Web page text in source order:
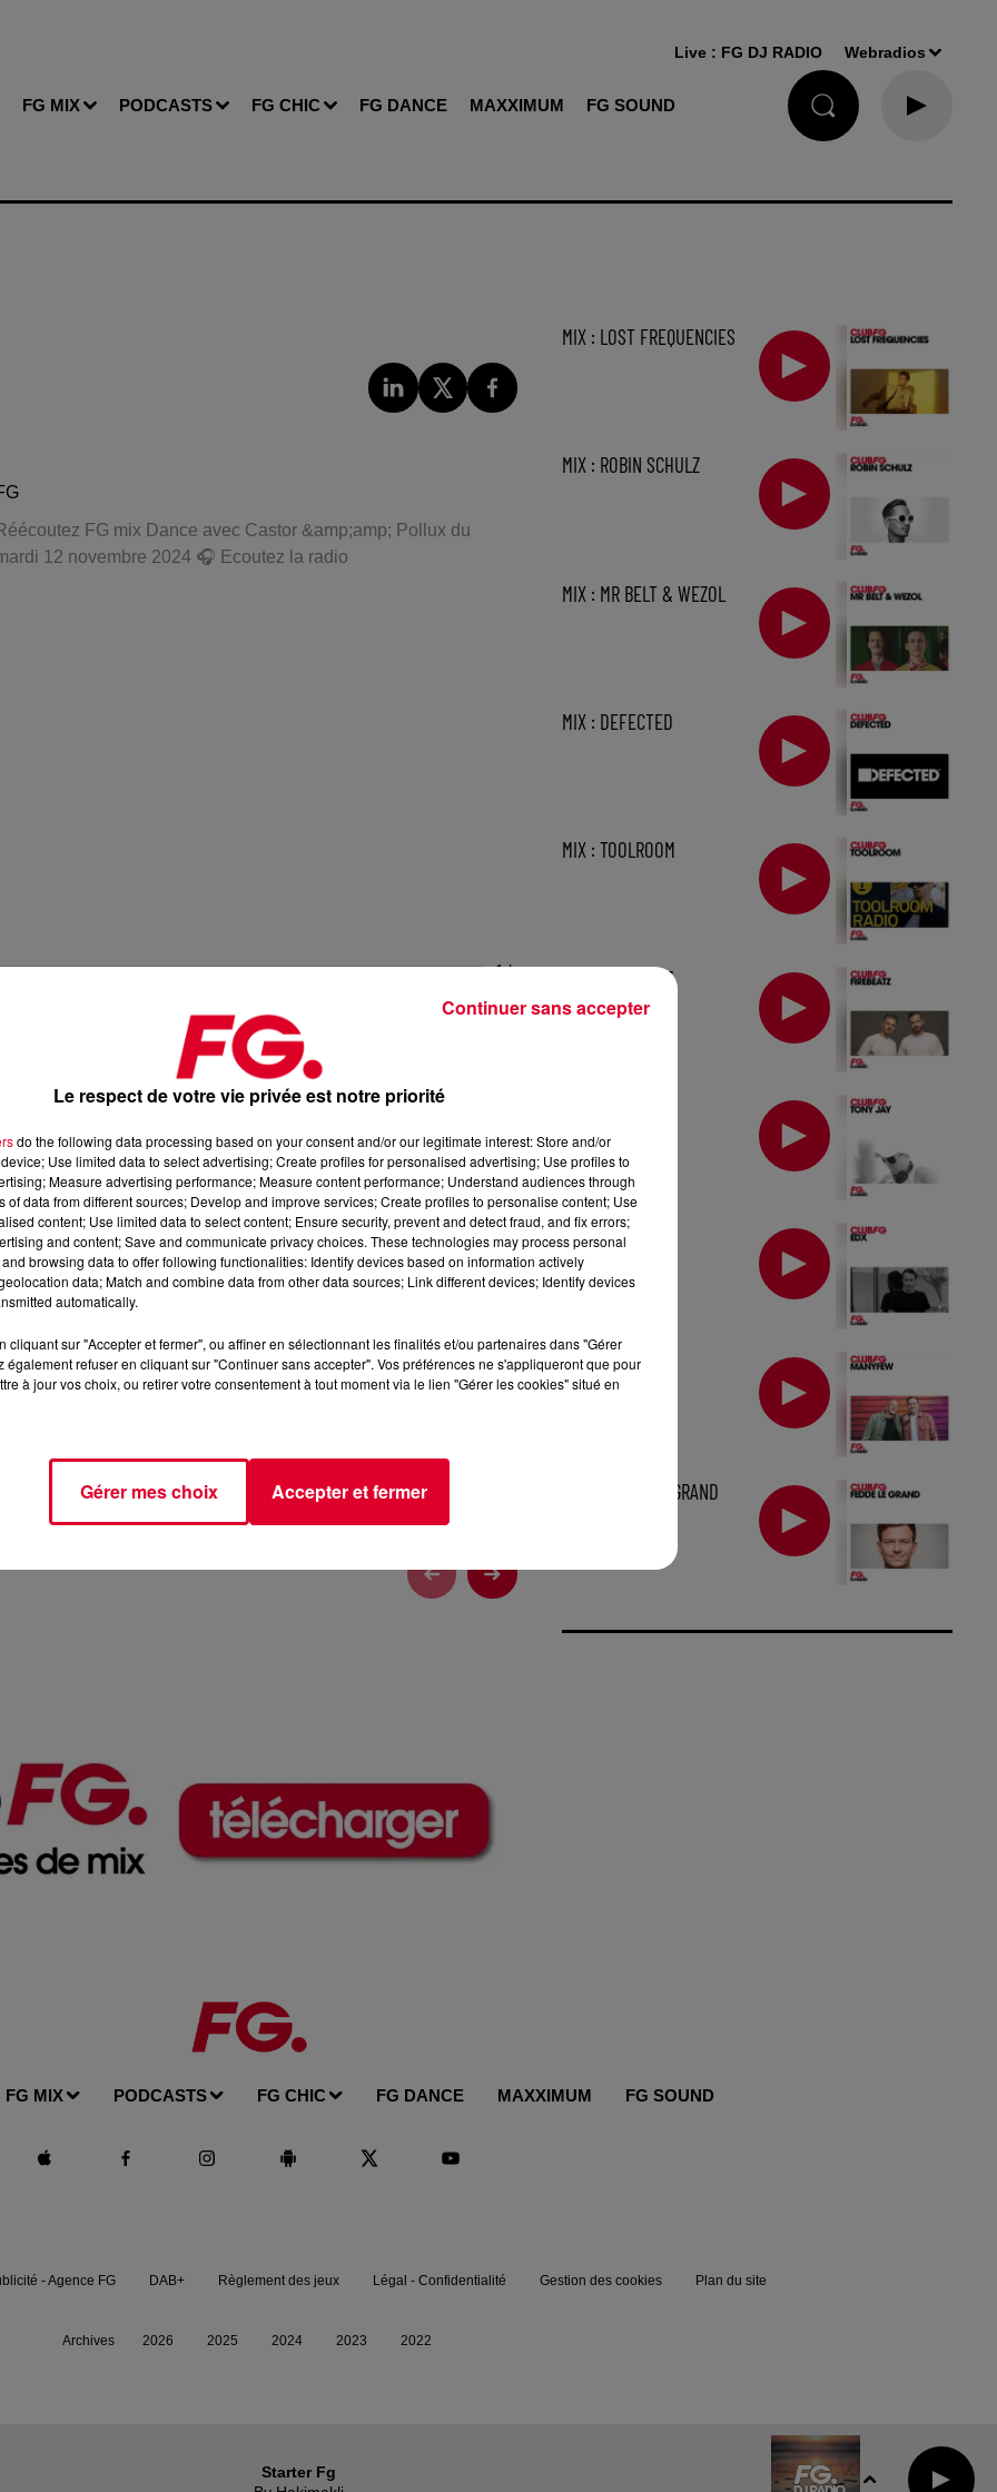
FG MIX PODCASTS FG CHIC FG DANCE MAXXIMUM FG SOUND
Live : FG DJ RADIO Webradios
FG mix Dance avec Castor &amp;amp; Pollux du
12 novembre 2024 🎧 Ecoutez la radio
1 h
novembre 2024
, 📱 et sur l’Application FG (IOShttps://urlz.fr/hhZxGoogle
rave et tech-house
MIX : LOST FREQUENCIES
MIX : ROBIN SCHULZ
MIX : MR BELT & WEZOL
MIX : DEFECTED
MIX : TOOLROOM
MIX : FIREBEATZ
MIX : EDX
MIX : MANYFEW
MIX : FEDDE LE GRAND
FG MIX PODCASTS FG CHIC FG DANCE MAXXIMUM FG SOUND
Starter Fg
- Agence FG DAB+ Règlement des jeux Légal - Confidentialité Gestion des cookies Plan du site
Archives 2026 2025 2024 2023 2022
Le respect de votre vie privée est notre priorité
do the following data processing based on your consent and/or our legitimate interest: Store and/or
Use limited data to select advertising; Create profiles for personalised advertising; Use profiles to
Measure advertising performance; Measure content performance; Understand audiences through
of data from different sources; Develop and improve services; Create profiles to personalise content; Use
content; Use limited data to select content; Ensure security, prevent and detect fraud, and fix errors;
and content; Save and communicate privacy choices. These technologies may process personal
browsing data to offer following functionalities: Identify devices based on information actively
data; Match and combine data from other data sources; Link different devices; Identify devices
automatically.
cliquant sur "Accepter et fermer", ou affiner en sélectionnant les finalités et/ou partenaires dans "Gérer
également refuser en cliquant sur "Continuer sans accepter". Vos préférences ne s'appliqueront que pour
à jour vos choix, ou retirer votre consentement à tout moment via le lien "Gérer les cookies" situé en
Gérer mes choix Accepter et fermer
Continuer sans accepter